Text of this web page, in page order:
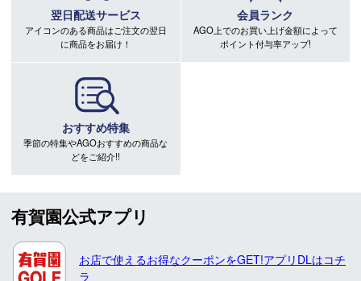
翌日配送サービス
アイコンのある商品はご注文の翌日
に商品をお届け！
会員ランク
AGO上でのお買い上げ金額によって
ポイント付与率アップ!
おすすめ特集
季節の特集やAGOおすすめの商品な
どをご紹介!!
有賀園公式アプリ
お店で使えるお得なクーポンをGET!アプリDLはコチ
ラ